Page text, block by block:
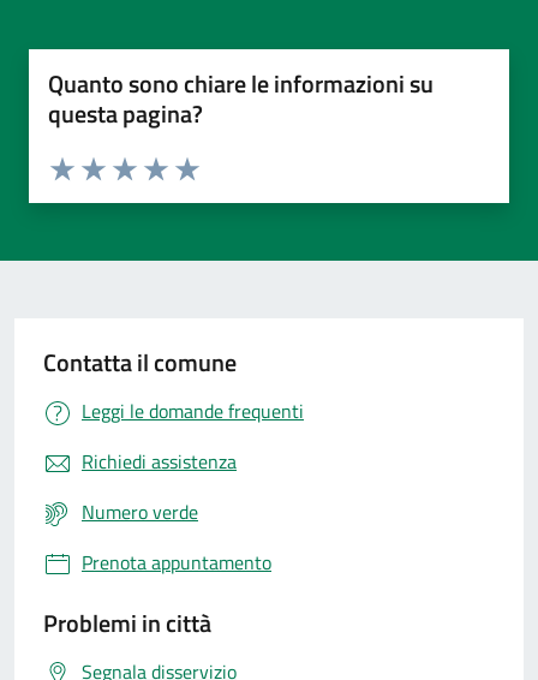
Quanto sono chiare le informazioni su
questa pagina?
Valuta da 1 a 5 stelle la pagina
Valuta 5 stelle su 5
Valuta 4 stelle su 5
Valuta 3 stelle su 5
Valuta 2 stelle su 5
Valuta 1 stelle su 5
Contatta il comune
Leggi le domande frequenti
Richiedi assistenza
Numero verde
Prenota appuntamento
Problemi in città
Segnala disservizio